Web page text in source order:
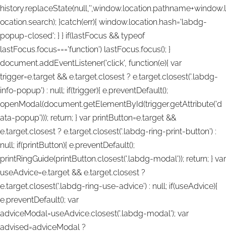
history.replaceState(null,'',window.location.pathname+window.l
ocation.search); }catch(err){ window.location.hash='labdg-
popup-closed'; } } if(lastFocus && typeof
lastFocus.focus==='function') lastFocus.focus(); }
document.addEventListener('click', function(e){ var
trigger=e.target && e.target.closest ? e.target.closest('.labdg-
info-popup') : null; if(trigger){ e.preventDefault();
openModal(document.getElementById(trigger.getAttribute('d
ata-popup'))); return; } var printButton=e.target &&
e.target.closest ? e.target.closest('.labdg-ring-print-button') :
null; if(printButton){ e.preventDefault();
printRingGuide(printButton.closest('.labdg-modal')); return; } var
useAdvice=e.target && e.target.closest ?
e.target.closest('.labdg-ring-use-advice') : null; if(useAdvice){
e.preventDefault(); var
adviceModal=useAdvice.closest('.labdg-modal'); var
advised=adviceModal ?